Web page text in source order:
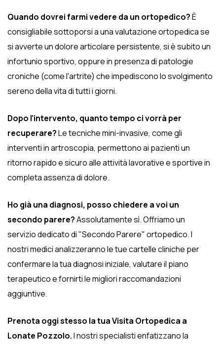
Quando dovrei farmi vedere da un ortopedico?È
consigliabile sottoporsi a una valutazione ortopedica se
si avverte un dolore articolare persistente, si è subito un
infortunio sportivo, oppure in presenza di patologie
croniche (come l'artrite) che impediscono lo svolgimento
sereno della vita di tutti i giorni.
Dopo l'intervento, quanto tempo ci vorrà per
recuperare?Le tecniche mini-invasive, come gli
interventi in artroscopia, permettono ai pazienti un
ritorno rapido e sicuro alle attività lavorative e sportive in
completa assenza di dolore.
Ho già una diagnosi, posso chiedere a voi un
secondo parere?Assolutamente sì. Offriamo un
servizio dedicato di "Secondo Parere" ortopedico. I
nostri medici analizzeranno le tue cartelle cliniche per
confermare la tua diagnosi iniziale, valutare il piano
terapeutico e fornirti le migliori raccomandazioni
aggiuntive.
Prenota oggi stesso la tua Visita Ortopedica a
Lonate Pozzolo.I nostri specialisti enfatizzano la